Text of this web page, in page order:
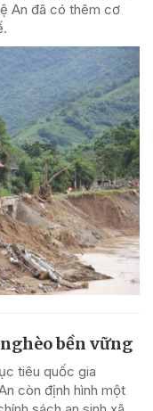
An đã có thêm cơ
bền vững
tiêu quốc gia
còn định hình một